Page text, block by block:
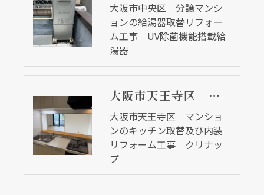
大阪市中央区 分譲マンシ
ョンの給湯器取替リフォー
ム工事 UV除菌機能搭載給
湯器
大阪市天王寺区 マンションのキッチン取替及び内装リフォーム工事 クリナップ
大阪市天王寺区 マンショ
ンのキッチン取替及び内装
リフォーム工事 クリナッ
プ